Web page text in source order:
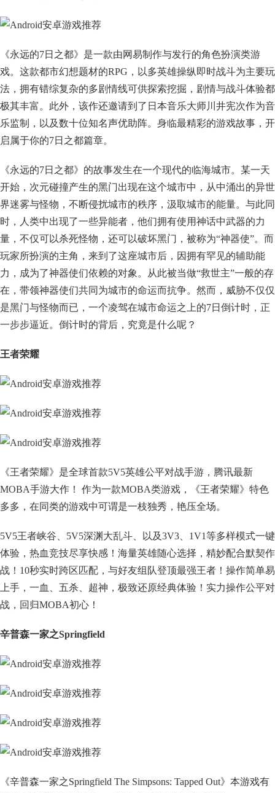
《永远的7日之都》是一款由网易制作与发行的角色扮演类游
戏。这款都市幻想题材的RPG，以多英雄操纵即时战斗为主要玩
法，拥有错综复杂的多剧情线可供探索挖掘，剧情与战斗体验都
极其丰富。此外，该作还邀请到了日本音乐大师川井宪次作为音
乐监制，以及数十位知名声优助阵。身临最精彩的游戏故事，开
启属于你的7日之都篇章。
《永远的7日之都》的故事发生在一个现代的临海城市。某一天
开始，次元碰撞产生的黑门出现在这个城市中，从中涌出的异世
界迷雾与怪物，不断侵扰城市的秩序，汲取城市的能量。与此同
时，人类中出现了一些异能者，他们拥有使用神话中武器的力
量，不仅可以杀死怪物，还可以破坏黑门，被称为“神器使”。而
玩家所扮演的主角，来到了这座城市后，因拥有罕见的辅助能
力，成为了神器使们依赖的对象。从此被当做“救世主”一般的存
在，带领神器使们共同为城市的命运而抗争。然而，威胁不仅仅
是黑门与怪物而已，一个凌驾在城市命运之上的7日倒计时，正
一步步逼近。倒计时的背后，究竟是什么呢？
王者荣耀
《王者荣耀》是全球首款5V5英雄公平对战手游，腾讯最新
MOBA手游大作！ 作为一款MOBA类游戏，《王者荣耀》特色
多多，在同类的游戏中可谓是一枝独秀，艳压全场。
5V5王者峡谷、5V5深渊大乱斗、以及3V3、1V1等多样模式一键
体验，热血竞技尽享快感！海量英雄随心选择，精妙配合默契作
战！10秒实时跨区匹配，与好友组队登顶最强王者！操作简单易
上手，一血、五杀、超神，极致还原经典体验！实力操作公平对
战，回归MOBA初心！
辛普森一家之Springfield
《辛普森一家之Springfield The Simpsons: Tapped Out》本游戏有